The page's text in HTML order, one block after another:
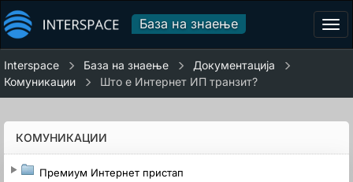
База на знаење
Interspace База на знаење
Документација
Комуникации
Што е Интернет ИП транзит?
КОМУНИКАЦИИ
Премиум Интернет пристап